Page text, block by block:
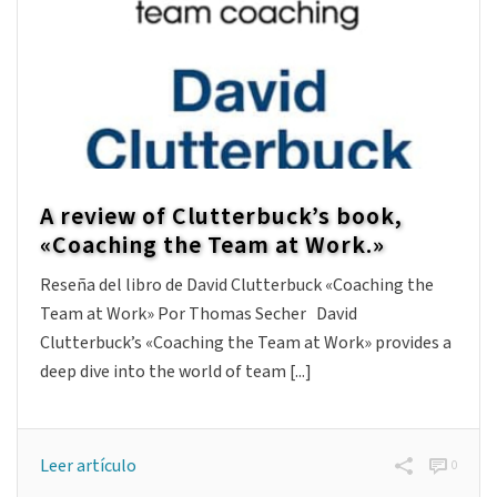
A review of Clutterbuck’s book,
«Coaching the Team at Work.»
Reseña del libro de David Clutterbuck «Coaching the
Team at Work» Por Thomas Secher David
Clutterbuck’s «Coaching the Team at Work» provides a
deep dive into the world of team [...]
Leer artículo 0
maestro Joseph O’Connor, presidente de ICC y uno de
los pioneros del coaching. Te invitamos a descubrir tus
propios aprendizajes de cómo [...]
Leer artículo